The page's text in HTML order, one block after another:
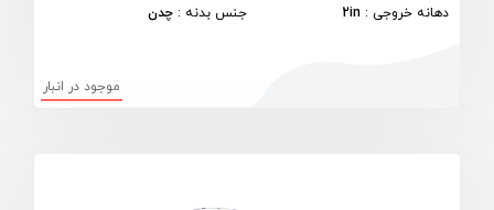
دهانه خروجی :
2in جنس بدنه : چدن
موجود در انبار